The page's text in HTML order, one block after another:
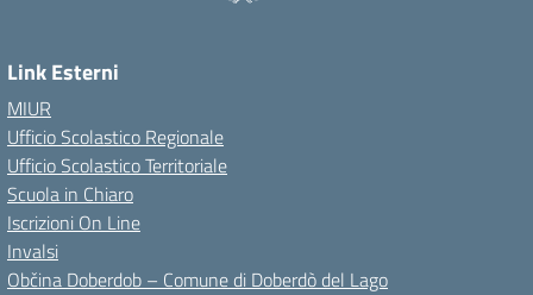
Link Esterni
MIUR
Ufficio Scolastico Regionale
Ufficio Scolastico Territoriale
Scuola in Chiaro
Iscrizioni On Line
Invalsi
Občina Doberdob – Comune di Doberdò del Lago